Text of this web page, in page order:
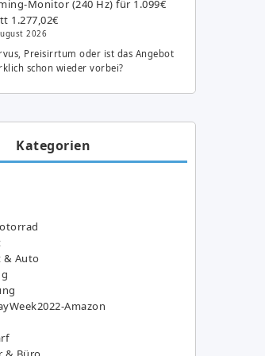
Monitor (240 Hz) für 1.099€
1.277,02€
2026
Preisirrtum oder ist das Angebot
schon wieder vorbei?
Kategorien
& Auto
Amazon